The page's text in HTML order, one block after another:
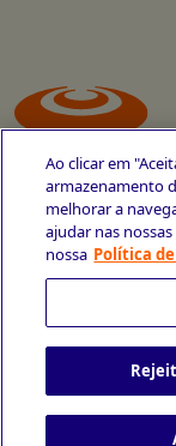
Avenida Cais do
Política de
Ao clicar em
armazenamento
melhorar a
ajudar nas
nossa Política